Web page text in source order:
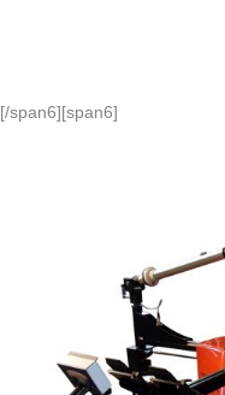
[/span6][span6]